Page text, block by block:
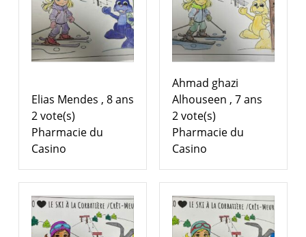
Elias Mendes , 8 ans
2 vote(s)
Pharmacie du
Casino
Ahmad ghazi
Alhouseen , 7 ans
2 vote(s)
Pharmacie du
Casino